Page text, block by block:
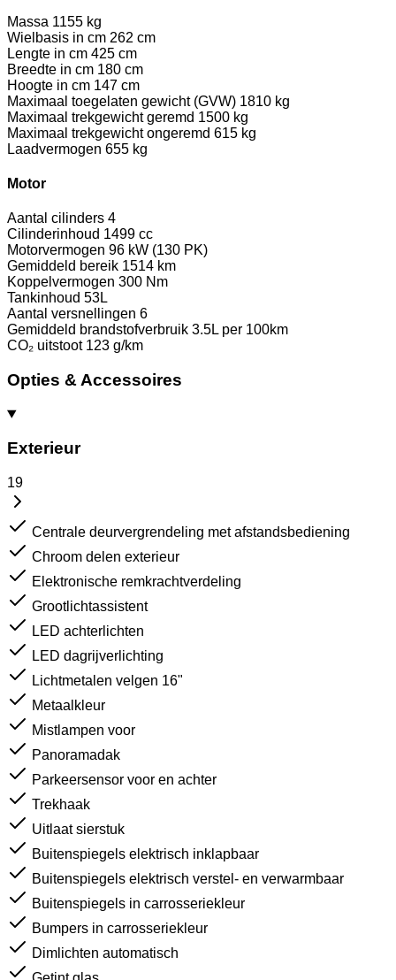
Massa 1155 kg
Wielbasis in cm 262 cm
Lengte in cm 425 cm
Breedte in cm 180 cm
Hoogte in cm 147 cm
Maximaal toegelaten gewicht (GVW) 1810 kg
Maximaal trekgewicht geremd 1500 kg
Maximaal trekgewicht ongeremd 615 kg
Laadvermogen 655 kg
Motor
Aantal cilinders 4
Cilinderinhoud 1499 cc
Motorvermogen 96 kW (130 PK)
Gemiddeld bereik 1514 km
Koppelvermogen 300 Nm
Tankinhoud 53L
Aantal versnellingen 6
Gemiddeld brandstofverbruik 3.5L per 100km
CO₂ uitstoot 123 g/km
Opties & Accessoires
Exterieur
19
Centrale deurvergrendeling met afstandsbediening
Chroom delen exterieur
Elektronische remkrachtverdeling
Grootlichtassistent
LED achterlichten
LED dagrijverlichting
Lichtmetalen velgen 16"
Metaalkleur
Mistlampen voor
Panoramadak
Parkeersensor voor en achter
Trekhaak
Uitlaat sierstuk
Buitenspiegels elektrisch inklapbaar
Buitenspiegels elektrisch verstel- en verwarmbaar
Buitenspiegels in carrosseriekleur
Bumpers in carrosseriekleur
Dimlichten automatisch